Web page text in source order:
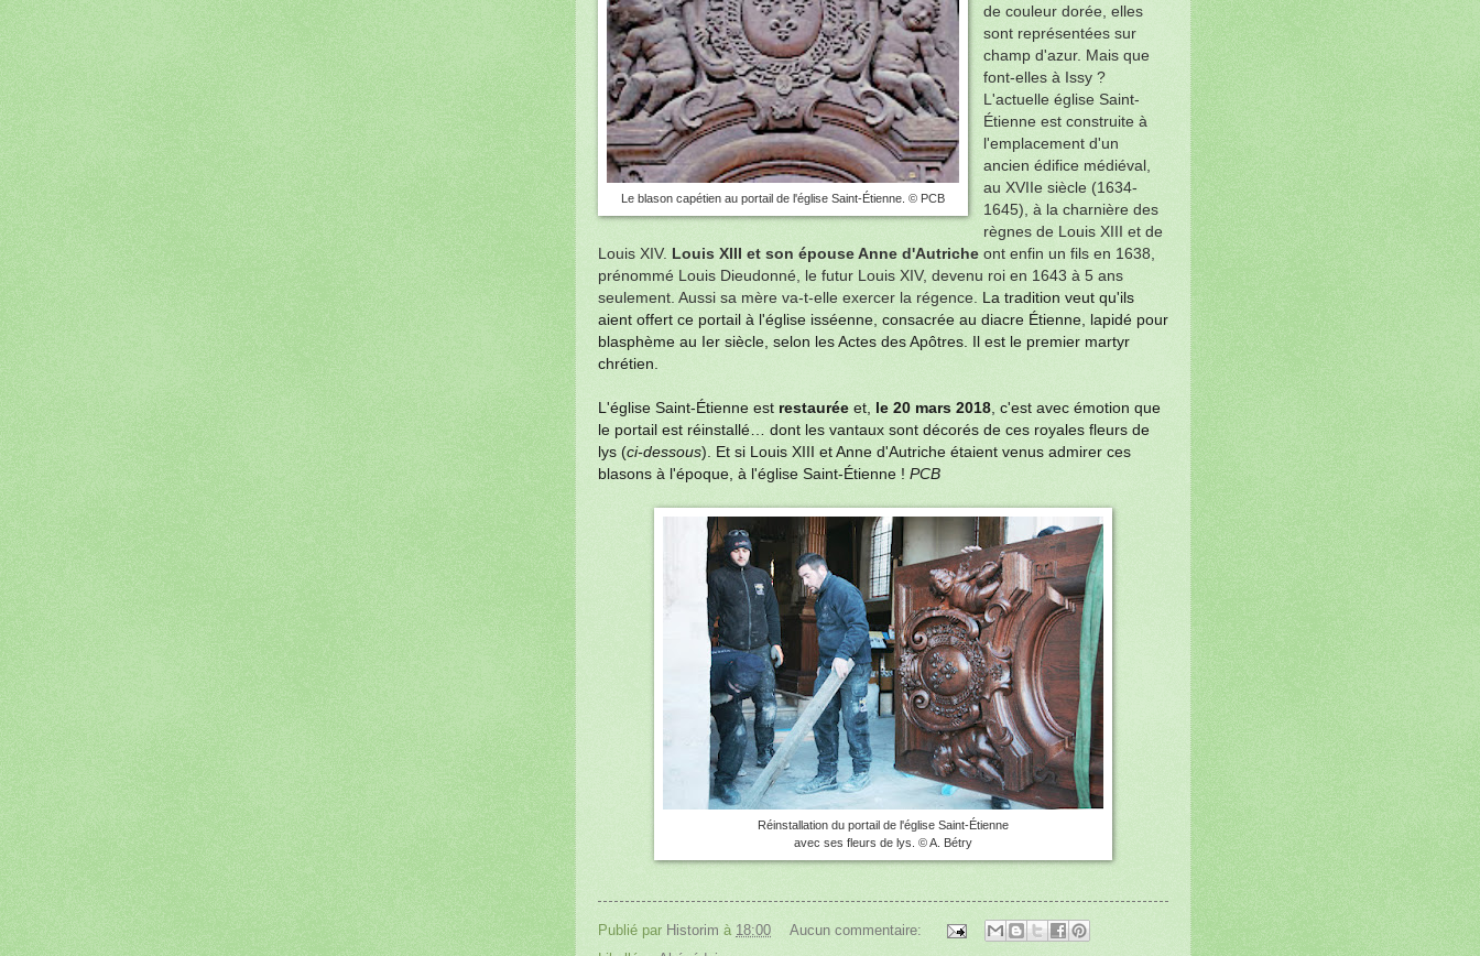
Le blason capétien au portail de l'église Saint-Étienne. © PCB
de couleur dorée, elles
sont représentées sur
champ d'azur. Mais que
font-elles à Issy ?
L'actuelle église Saint-
Étienne est construite à
l'emplacement d'un
ancien édifice médiéval,
au XVIIe siècle (1634-
1645), à la charnière des
règnes de Louis XIII et de
Louis XIV. Louis XIII et son épouse Anne d'Autriche ont enfin un fils en 1638,
prénommé Louis Dieudonné, le futur Louis XIV, devenu roi en 1643 à 5 ans
seulement. Aussi sa mère va-t-elle exercer la régence. La tradition veut qu'ils
aient offert ce portail à l'église isséenne, consacrée au diacre Étienne, lapidé pour
blasphème au Ier siècle, selon les Actes des Apôtres. Il est le premier martyr
chrétien.
L'église Saint-Étienne est restaurée et, le 20 mars 2018, c'est avec émotion que
le portail est réinstallé… dont les vantaux sont décorés de ces royales fleurs de
lys (ci-dessous). Et si Louis XIII et Anne d'Autriche étaient venus admirer ces
blasons à l'époque, à l'église Saint-Étienne ! PCB
Réinstallation du portail de l'église Saint-Étienne
avec ses fleurs de lys. © A. Bétry
Publié par Historim à 18:00
Aucun commentaire: